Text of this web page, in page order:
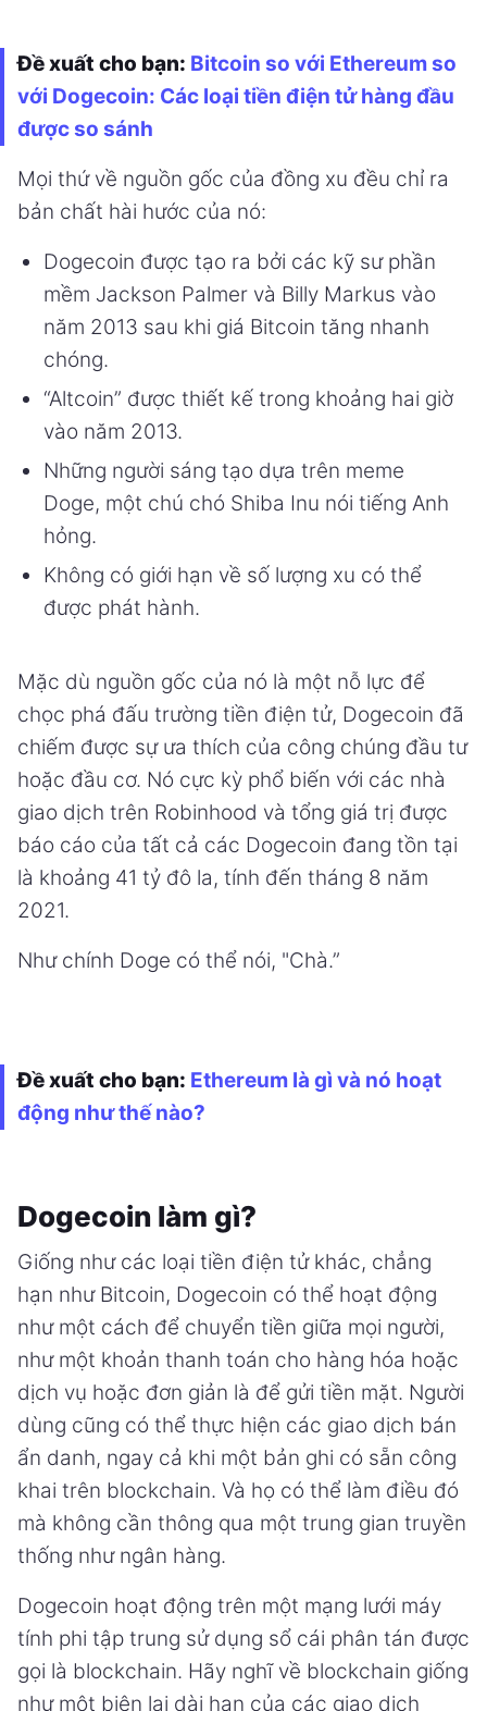
Đề xuất cho bạn: Bitcoin so với Ethereum so
với Dogecoin: Các loại tiền điện tử hàng đầu
được so sánh
Mọi thứ về nguồn gốc của đồng xu đều chỉ ra
bản chất hài hước của nó:
Dogecoin được tạo ra bởi các kỹ sư phần
mềm Jackson Palmer và Billy Markus vào
năm 2013 sau khi giá Bitcoin tăng nhanh
chóng.
“Altcoin” được thiết kế trong khoảng hai giờ
vào năm 2013.
Những người sáng tạo dựa trên meme
Doge, một chú chó Shiba Inu nói tiếng Anh
hỏng.
Không có giới hạn về số lượng xu có thể
được phát hành.
Mặc dù nguồn gốc của nó là một nỗ lực để
chọc phá đấu trường tiền điện tử, Dogecoin đã
chiếm được sự ưa thích của công chúng đầu tư
hoặc đầu cơ. Nó cực kỳ phổ biến với các nhà
giao dịch trên Robinhood và tổng giá trị được
báo cáo của tất cả các Dogecoin đang tồn tại
là khoảng 41 tỷ đô la, tính đến tháng 8 năm
2021.
Như chính Doge có thể nói, "Chà.”
Đề xuất cho bạn: Ethereum là gì và nó hoạt
động như thế nào?
Dogecoin làm gì?
Giống như các loại tiền điện tử khác, chẳng
hạn như Bitcoin, Dogecoin có thể hoạt động
như một cách để chuyển tiền giữa mọi người,
như một khoản thanh toán cho hàng hóa hoặc
dịch vụ hoặc đơn giản là để gửi tiền mặt. Người
dùng cũng có thể thực hiện các giao dịch bán
ẩn danh, ngay cả khi một bản ghi có sẵn công
khai trên blockchain. Và họ có thể làm điều đó
mà không cần thông qua một trung gian truyền
thống như ngân hàng.
Dogecoin hoạt động trên một mạng lưới máy
tính phi tập trung sử dụng sổ cái phân tán được
gọi là blockchain. Hãy nghĩ về blockchain giống
như một biên lai dài hạn của các giao dịch